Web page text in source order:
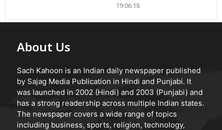
19:06:18
About Us
Sach Kahoon is an Indian daily newspaper published
by Sajag Media Publication in Hindi and Punjabi. It
was launched in 2002 (Hindi) and 2003 (Punjabi) and
has a strong readership across multiple Indian states.
The newspaper covers a wide range of topics
including business, sports, religion, technology,